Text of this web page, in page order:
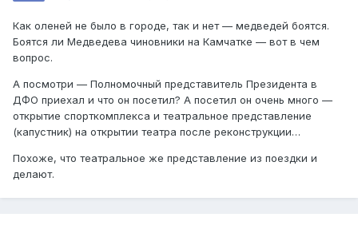
Как оленей не было в городе, так и нет — медведей боятся.
Боятся ли Медведева чиновники на Камчатке — вот в чем
вопрос.
А посмотри — Полномочный представитель Президента в
ДФО приехал и что он посетил? А посетил он очень много —
открытие спорткомплекса и театральное представление
(капустник) на открытии театра после реконструкции…
Похоже, что театральное же представление из поездки и
делают.